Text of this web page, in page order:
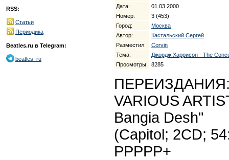
RSS:
Статьи
Периодика
Beatles.ru в Telegram:
beatles_ru
Дата:
01.03.2000
Номер:
3 (453)
Город:
Москва
Автор:
Кастальский Сергей
Разместил:
Corvin
Тема:
Джордж Харрисон - The
Просмотры:
8285
VARIOUS
Bangia Desh"
(Capitol; 2CD;
PPPPP+